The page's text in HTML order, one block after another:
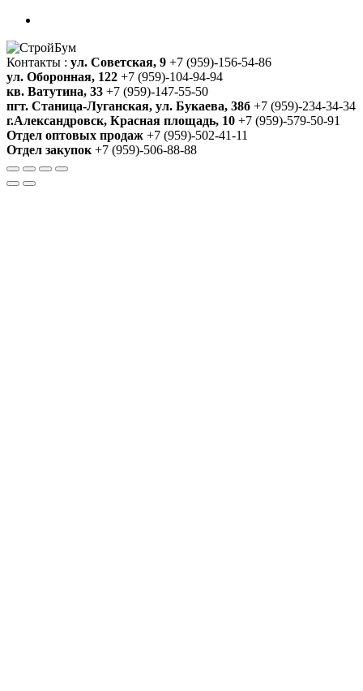
Контакты : ул. Советская, 9 +7 (959)-156-54-86
ул. Оборонная, 122 +7 (959)-104-94-94
кв. Ватутина, 33 +7 (959)-147-55-50
пгт. Станица-Луганская, ул. Букаева, 38б +7 (959)-234-34-34
г.Александровск, Красная площадь, 10 +7 (959)-579-50-91
Отдел оптовых продаж +7 (959)-502-41-11
Отдел закупок +7 (959)-506-88-88